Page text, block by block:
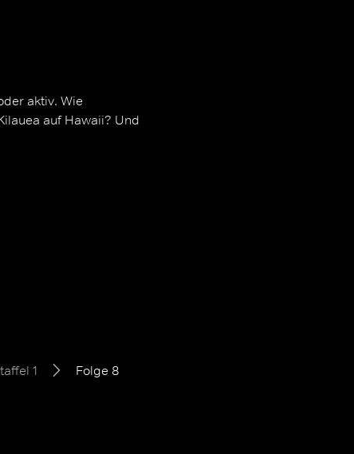
aktiv. Wie
auf Hawaii? Und
1 Folge 8